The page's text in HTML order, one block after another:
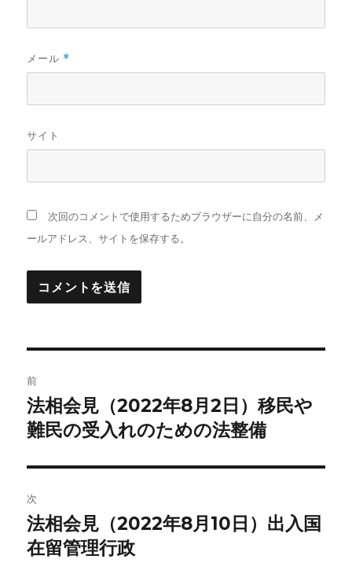
メール *
サイト
次回のコメントで使用するためブラウザーに自分の名前、メ
ールアドレス、サイトを保存する。
稿
ナ
ビ
ゲ
ー
シ
前
前
の
稿:
法相会見（2022年8月2日）移民や
難民の受入れのための法整備
次
次
の
法相会見（2022年8月10日）出入国
在留管理行政